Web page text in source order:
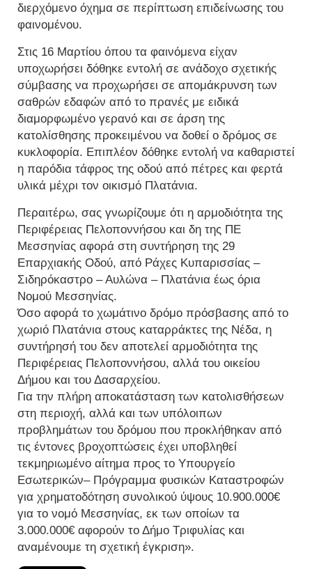
διερχόμενο όχημα σε περίπτωση επιδείνωσης του
φαινομένου.
Στις 16 Μαρτίου όπου τα φαινόμενα είχαν
υποχωρήσει δόθηκε εντολή σε ανάδοχο σχετικής
σύμβασης να προχωρήσει σε απομάκρυνση των
σαθρών εδαφών από το πρανές με ειδικά
διαμορφωμένο γερανό και σε άρση της
κατολίσθησης προκειμένου να δοθεί ο δρόμος σε
κυκλοφορία. Επιπλέον δόθηκε εντολή να καθαριστεί
η παρόδια τάφρος της οδού από πέτρες και φερτά
υλικά μέχρι τον οικισμό Πλατάνια.
Περαιτέρω, σας γνωρίζουμε ότι η αρμοδιότητα της
Περιφέρειας Πελοποννήσου και δη της ΠΕ
Μεσσηνίας αφορά στη συντήρηση της 29
Επαρχιακής Οδού, από Ράχες Κυπαρισσίας –
Σιδηρόκαστρο – Αυλώνα – Πλατάνια έως όρια
Νομού Μεσσηνίας.
Όσο αφορά το χωμάτινο δρόμο πρόσβασης από το
χωριό Πλατάνια στους καταρράκτες της Νέδα, η
συντήρησή του δεν αποτελεί αρμοδιότητα της
Περιφέρειας Πελοποννήσου, αλλά του οικείου
Δήμου και του Δασαρχείου.
Για την πλήρη αποκατάσταση των κατολισθήσεων
στη περιοχή, αλλά και των υπόλοιπων
προβλημάτων του δρόμου που προκλήθηκαν από
τις έντονες βροχοπτώσεις έχει υποβληθεί
τεκμηριωμένο αίτημα προς το Υπουργείο
Εσωτερικών– Πρόγραμμα φυσικών Καταστροφών
για χρηματοδότηση συνολικού ύψους 10.900.000€
για το νομό Μεσσηνίας, εκ των οποίων τα
3.000.000€ αφορούν το Δήμο Τριφυλίας και
αναμένουμε τη σχετική έγκριση».